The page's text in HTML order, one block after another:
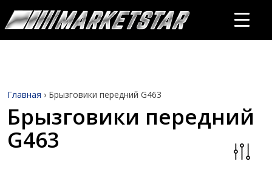
Главная › Брызговики передний G463
Брызговики передний
G463